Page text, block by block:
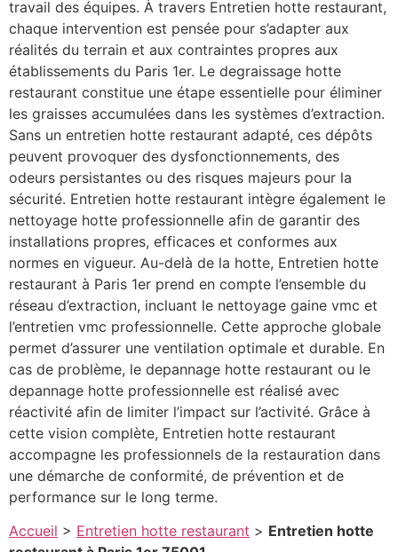
travail des équipes. À travers Entretien hotte restaurant,
chaque intervention est pensée pour s’adapter aux
réalités du terrain et aux contraintes propres aux
établissements du Paris 1er. Le degraissage hotte
restaurant constitue une étape essentielle pour éliminer
les graisses accumulées dans les systèmes d’extraction.
Sans un entretien hotte restaurant adapté, ces dépôts
peuvent provoquer des dysfonctionnements, des
odeurs persistantes ou des risques majeurs pour la
sécurité. Entretien hotte restaurant intègre également le
nettoyage hotte professionnelle afin de garantir des
installations propres, efficaces et conformes aux
normes en vigueur. Au-delà de la hotte, Entretien hotte
restaurant à Paris 1er prend en compte l’ensemble du
réseau d’extraction, incluant le nettoyage gaine vmc et
l’entretien vmc professionnelle. Cette approche globale
permet d’assurer une ventilation optimale et durable. En
cas de problème, le depannage hotte restaurant ou le
depannage hotte professionnelle est réalisé avec
réactivité afin de limiter l’impact sur l’activité. Grâce à
cette vision complète, Entretien hotte restaurant
accompagne les professionnels de la restauration dans
une démarche de conformité, de prévention et de
performance sur le long terme.
Accueil > Entretien hotte restaurant > Entretien hotte